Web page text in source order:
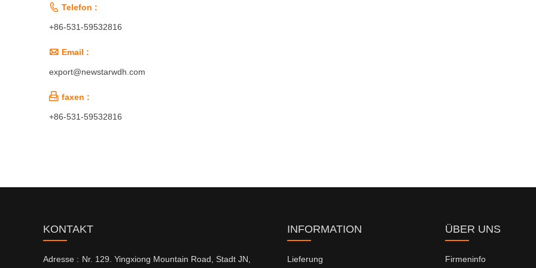
 Telefon :
+86-531-59532816
 Email :
export@newstarwdh.com
 faxen :
+86-531-59532816
KONTAKT
Adresse : Nr. 129. Yingxiong Mountain Road, Stadt JN,
INFORMATION
Lieferung
ÜBER UNS
Firmeninfo